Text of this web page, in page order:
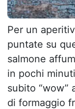
Per un
puntate su
salmone
in pochi
subito “wow”
di formaggio